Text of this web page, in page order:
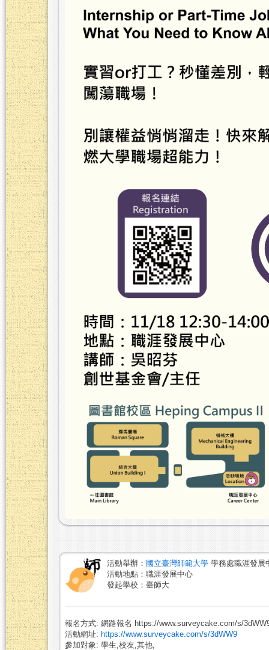
活動舉辦： 國立臺灣師範大學 學務處職涯發展
活動地點：職涯發展中心
發起學校：臺師大
報名方式: 網路報名 https://www.surveycake.com/s/
活動網址: https://www.surveycake.com/s/3dWW9
參加對象: 學生,校友,其他,